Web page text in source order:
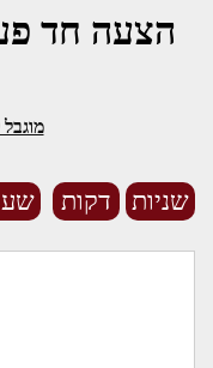
הצעה חד
מוגבל ל50 רוכשים
דקות שניות